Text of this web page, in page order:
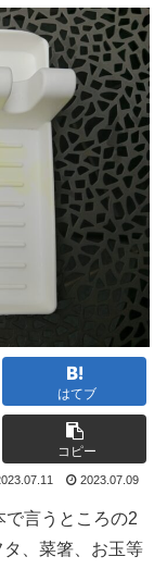
はてブ
コピー
2023.07.09
言うところの2
、菜箸、お玉等